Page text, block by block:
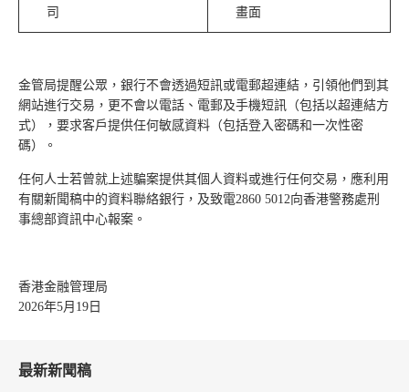
司
畫面
金管局提醒公眾，銀行不會透過短訊或電郵超連結，引領他們到其
網站進行交易，更不會以電話、電郵及手機短訊（包括以超連結方
式），要求客戶提供任何敏感資料（包括登入密碼和一次性密
碼）。
任何人士若曾就上述騙案提供其個人資料或進行任何交易，應利用
有關新聞稿中的資料聯絡銀行，及致電2860 5012向香港警務處刑
事總部資訊中心報案。
香港金融管理局
2026年5月19日
最新新聞稿